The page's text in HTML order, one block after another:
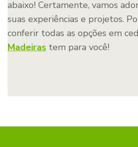
abaixo! Certamente, vamos
suas experiências e projetos.
conferir todas as opções em
Madeiras tem para você!